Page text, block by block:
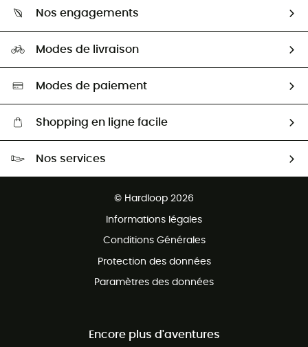
Guide des tailles
Seconde Main
Aide & Contact
HardGuides
Nos engagements
Sélection éco-responsable
Modes de livraison
Modes de paiement
Shopping en ligne facile
Nos services
© Hardloop 2026
Informations légales
Conditions Générales
Protection des données
Paramètres des données
Encore plus d'aventures